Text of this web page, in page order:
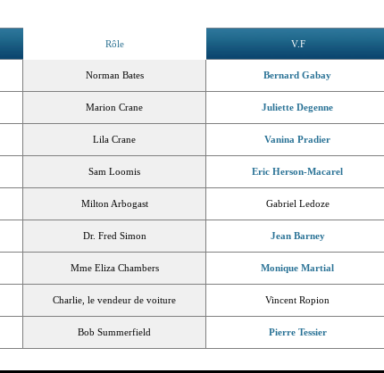
Rôle V.F
Norman Bates Bernard Gabay
Marion Crane Juliette Degenne
Lila Crane Vanina Pradier
Sam Loomis Eric Herson-Macarel
Milton Arbogast Gabriel Ledoze
Dr. Fred Simon Jean Barney
Mme Eliza Chambers Monique Martial
Charlie, le vendeur de voiture Vincent Ropion
Bob Summerfield Pierre Tessier